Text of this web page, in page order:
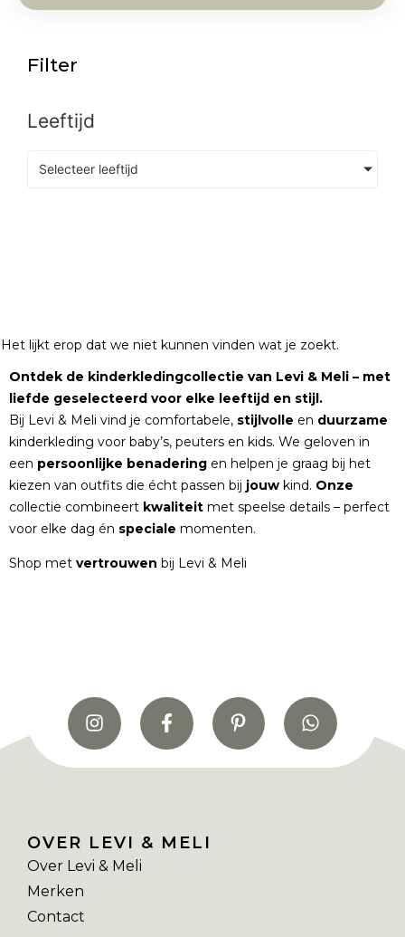
Filter
Leeftijd
Selecteer leeftijd
Het lijkt erop dat we niet kunnen vinden wat je zoekt.
Ontdek de kinderkledingcollectie van Levi & Meli – met
liefde geselecteerd voor elke leeftijd en stijl.
Bij Levi & Meli vind je comfortabele, stijlvolle en duurzame
kinderkleding voor baby’s, peuters en kids. We geloven in
een persoonlijke benadering en helpen je graag bij het
kiezen van outfits die écht passen bij jouw kind. Onze
collectie combineert kwaliteit met speelse details – perfect
voor elke dag én speciale momenten.
Shop met vertrouwen bij Levi & Meli
OVER LEVI & MELI
Over Levi & Meli
Merken
Contact